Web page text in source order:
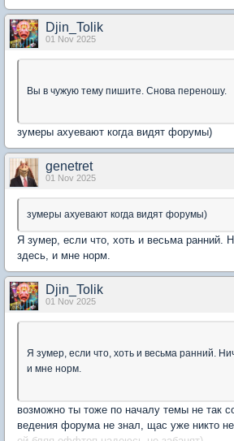
Djin_Tolik
01 Nov 2025
Вы в чужую тему пишите. Снова переношу.
зумеры ахуевают когда видят форумы)
genetret
01 Nov 2025
зумеры ахуевают когда видят форумы)
Я зумер, если что, хоть и весьма ранний.
здесь, и мне норм.
Djin_Tolik
01 Nov 2025
Я зумер, если что, хоть и весьма ранний.
и мне норм.
возможно ты тоже по началу темы не так
ведения форума не знал, щас уже никто